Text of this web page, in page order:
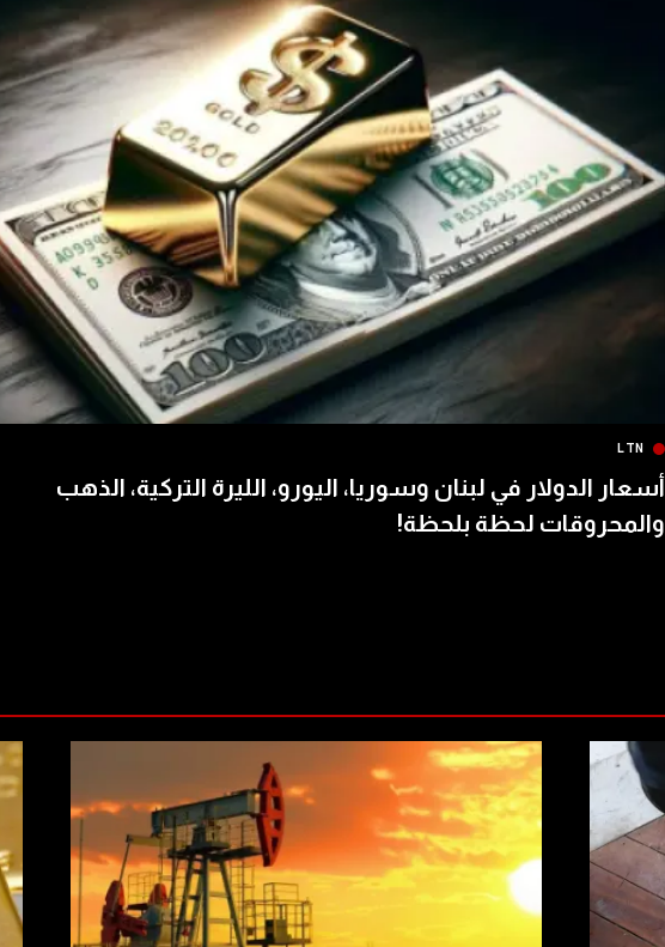
LTN
أسعار الدولار في لبنان وسوريا، اليورو، الليرة التركية، الذهب
والمحروقات لحظة بلحظة!